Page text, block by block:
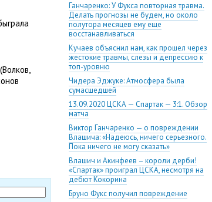
(Волков,
Ганчаренко: У Фукса повторная травма.
Делать прогнозы не будем, но около
полутора месяцев ему еще
восстанавливаться
Кучаев объяснил нам, как прошел через
жестокие травмы, слезы и депрессию к
топ-уровню
Чидера Эджуке: Атмосфера была
сумасшедшей
13.09.2020 ЦСКА — Спартак — 3:1. Обзор
матча
Виктор Ганчаренко — о повреждении
Влашича: «Надеюсь, ничего серьезного.
Пока ничего не могу сказать»
Влашич и Акинфеев – короли дерби!
«Спартак» проиграл ЦСКА, несмотря на
дебют Кокорина
Бруно Фукс получил повреждение